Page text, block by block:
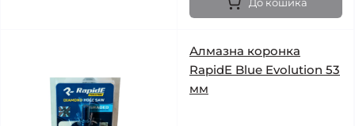
Алмазна коронка
RapidE Blue Evolution 53
мм